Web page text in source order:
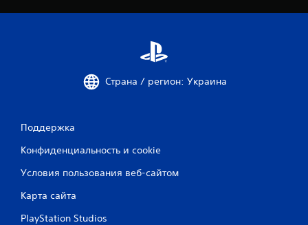
Страна / регион: Украина
Поддержка
Конфиденциальность и cookie
Условия пользования веб-сайтом
Карта сайта
PlayStation Studios